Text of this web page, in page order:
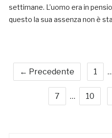
settimane. L’uomo era in
questo la sua assenza non è
← Precedente 1 …
7 … 10